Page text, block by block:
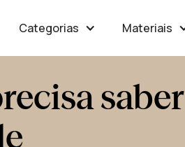
Categorias Materiais
saber